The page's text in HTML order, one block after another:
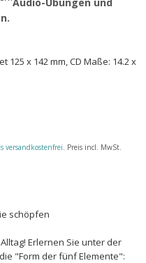
125 x 142 mm, CD Maße: 14.2 x
versandkostenfrei. Preis incl. MwSt.
schöpfen
Erlernen Sie unter der
"Form der fünf Elemente":